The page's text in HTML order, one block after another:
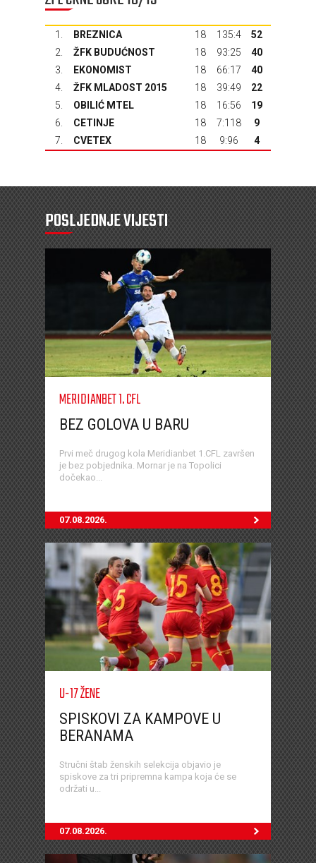
1. BREZNICA 18 135:4
52
2.
ŽFK BUDUĆNOST 18 93:25
40
3.
EKONOMIST 18 66:17
40
4.
ŽFK MLADOST 2015 18 39:49
22
5.
OBILIĆ MTEL 18 16:56
19
6.
CETINJE 18 7:118
9
7.
CVETEX 18 9:96 4
POSLJEDNJE VIJESTI
MERIDIANBET 1. CFL
BEZ GOLOVA U BARU
Prvi meč drugog kola Meridianbet 1.CFL završen
je bez pobjednika. Mornar je na Topolici
dočekao...
07.08.2026.
U-17 ŽENE
SPISKOVI ZA KAMPOVE U
BERANAMA
Stručni štab ženskih selekcija objavio je
spiskove za tri pripremna kampa koja će se
održati u...
07.08.2026.